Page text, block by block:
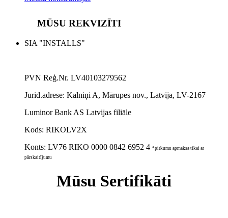
MŪSU REKVIZĪTI
SIA "INSTALLS"
PVN Reģ.Nr. LV40103279562
Jurid.adrese: Kalniņi A, Mārupes nov., Latvija, LV-2167
Luminor Bank AS Latvijas filiāle
Kods: RIKOLV2X
Konts: LV76 RIKO 0000 0842 6952 4 *pirkumu apmaksa tikai ar
pārskaitījumu
Mūsu Sertifikāti